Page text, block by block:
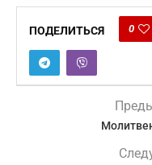
ПОДЕЛИТЬСЯ 0